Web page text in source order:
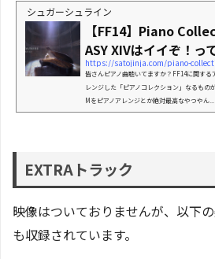
シュガーシュライン
【FF14】Piano
ASY XIVはイイぞ！っ
https://satojinja.com/piano-
皆さんピアノ曲聴いてますか？FF14に関す
レンジした「ピアノコレクション」なるもの
Mをピアノアレンジとか絶対最高なやつやん
はFF14のピアノアレンジアルバム「Piano
EXTRAトラック
映像はついておりませんが、以下
も収録されています。